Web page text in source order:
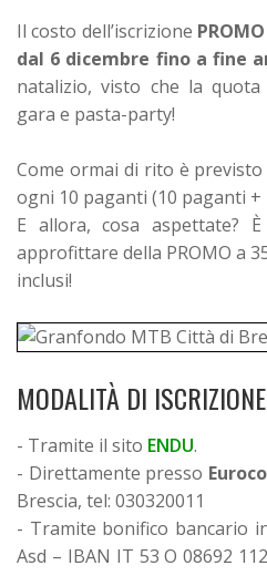
Il costo dell’iscrizione
dal 6 dicembre fino a fine
natalizio, visto che la quota
gara e pasta-party!
Come ormai di rito è previsto
ogni 10 paganti (10 paganti +
E allora, cosa aspettate?
approfittare della PROMO a
inclusi!
MODALITÀ DI
- Tramite il sito ENDU.
- Direttamente presso
Brescia, tel: 030320011
- Tramite bonifico bancario
Asd – IBAN IT 53 O 08692